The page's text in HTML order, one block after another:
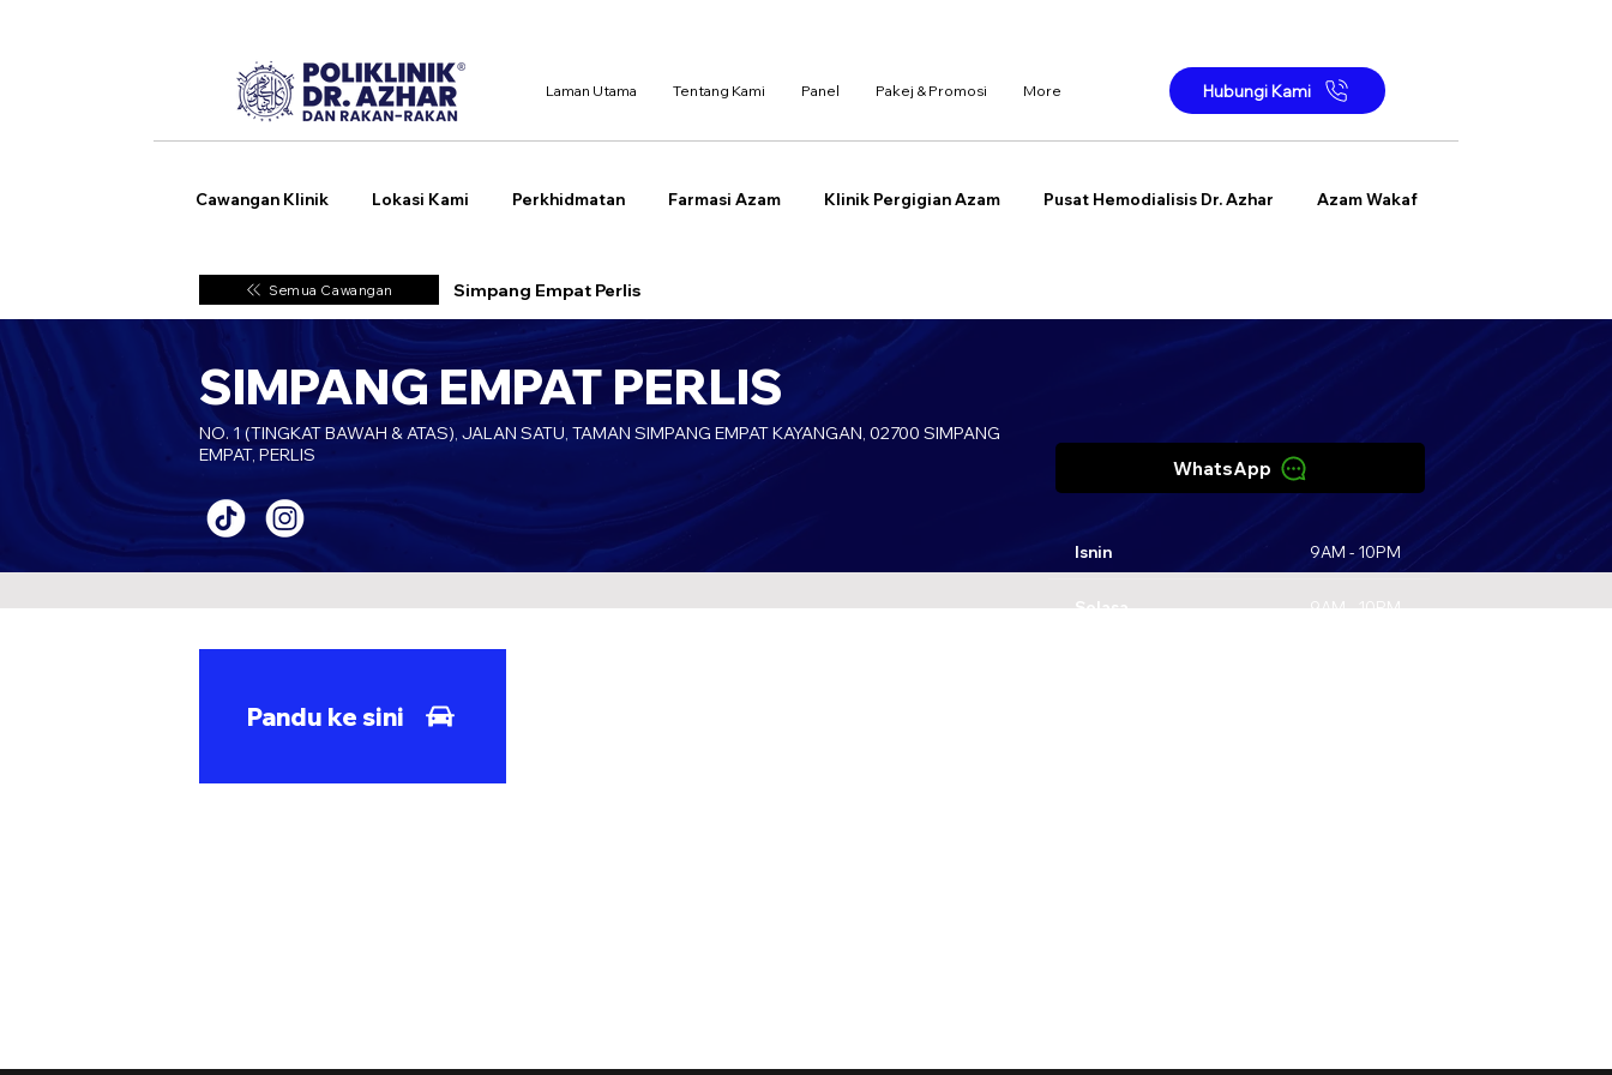
Laman Utama Tentang Kami Panel Pakej & Promosi More Hubungi Kami
Cawangan Klinik Lokasi Kami Perkhidmatan Farmasi Azam Klinik Pergigian Azam Pusat Hemodialisis Dr. Azhar Azam Wakaf
Semua Cawangan Simpang Empat Perlis
SIMPANG EMPAT PERLIS
NO. 1 (TINGKAT BAWAH & ATAS), JALAN SATU, TAMAN SIMPANG EMPAT KAYANGAN, 02700 SIMPANG
EMPAT, PERLIS
Pandu ke sini
WhatsApp
Isnin 9AM - 10PM
Selasa 9AM - 10PM